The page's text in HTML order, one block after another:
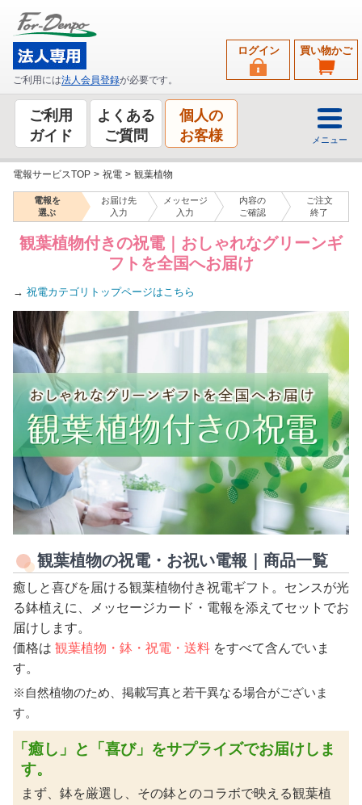
ご利用には法人会員登録が必要です。
買い物かご
ログイン
ご利用
ガイド
よくある
ご質問
個人の
お客様
メニュー
電報サービスTOP > 祝電 > 観葉植物
電報を
選ぶ
お届け先
入力
メッセージ
入力
内容の
ご確認
ご注文
終了
観葉植物付きの祝電｜おしゃれなグリーンギ
フトを全国へお届け
→ 祝電カテゴリトップページはこちら
観葉植物の祝電・お祝い電報｜商品一覧
癒しと喜びを届ける観葉植物付き祝電ギフト。センスが光
る鉢植えに、メッセージカード・電報を添えてセットでお
届けします。
価格は 観葉植物・鉢・祝電・送料 をすべて含んでいま
す。
※自然植物のため、掲載写真と若干異なる場合がございま
す。
「癒し」と「喜び」をサプライズでお届けしま
す。
まず、鉢を厳選し、その鉢とのコラボで映える観葉植